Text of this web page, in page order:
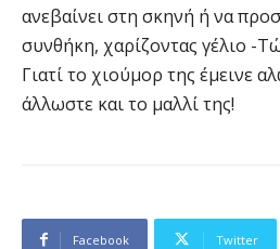
ανεβαίνει στη σκηνή ή να
συνθήκη, χαρίζοντας γέλιο -
Γιατί το χιούμορ της έμεινε
άλλωστε και το μαλλί της!
Facebook Twitter